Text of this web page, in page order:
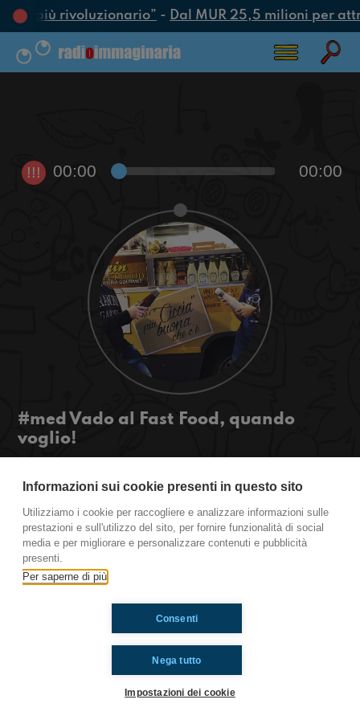
più rivoluzionario”- Dal MUR 25,5 milioni per
!!! 00:00 00:00
#med Vado al Fast Food, quando
voglio!
adesso i vostri genitori vi dicevano che mangiare
stiamo mangiando 3 a testa!
#OkkinSu www.radioimmaginaria.it
Ti è piaciuto? Condividilo!
Informazioni sui cookie presenti in questo sito
Utilizziamo i cookie per raccogliere e analizzare informazioni sulle
prestazioni e sull'utilizzo del sito, per fornire funzionalità di social
media e per migliorare e personalizzare contenuti e pubblicità
presenti.
Per saperne di più
Nega tutto
Consenti
Impostazioni dei cookie